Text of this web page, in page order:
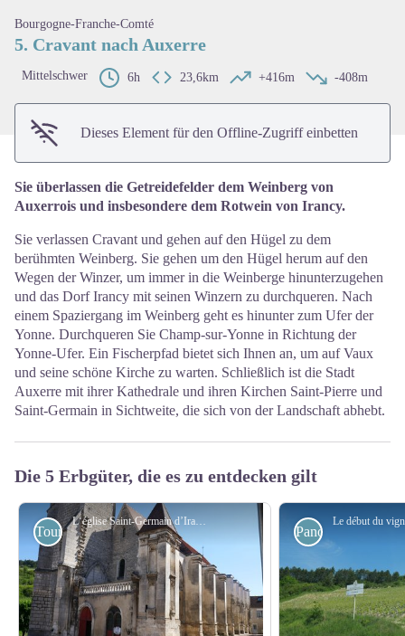
Bourgogne-Franche-Comté
5. Cravant nach Auxerre
Mittelschwer 6h 23,6km +416m -408m
Dieses Element für den Offline-Zugriff einbetten
Sie überlassen die Getreidefelder dem Weinberg von
Auxerrois und insbesondere dem Rotwein von Irancy.
Sie verlassen Cravant und gehen auf den Hügel zu dem
berühmten Weinberg. Sie gehen um den Hügel herum auf den
Wegen der Winzer, um immer in die Weinberge hinunterzugehen
und das Dorf Irancy mit seinen Winzern zu durchqueren. Nach
einem Spaziergang im Weinberg geht es hinunter zum Ufer der
Yonne. Durchqueren Sie Champ-sur-Yonne in Richtung der
Yonne-Ufer. Ein Fischerpfad bietet sich Ihnen an, um auf Vaux
und seine schöne Kirche zu warten. Schließlich ist die Stadt
Auxerre mit ihrer Kathedrale und ihren Kirchen Saint-Pierre und
Saint-Germain in Sichtweite, die sich von der Landschaft abhebt.
Die 5 Erbgüter, die es zu entdecken gilt
L‘église Saint-Germain d’Irancy - Amis saint Colomban
Touristisch Panoramasicht